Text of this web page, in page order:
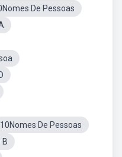
De Pessoas
10Nomes De Pessoas
B